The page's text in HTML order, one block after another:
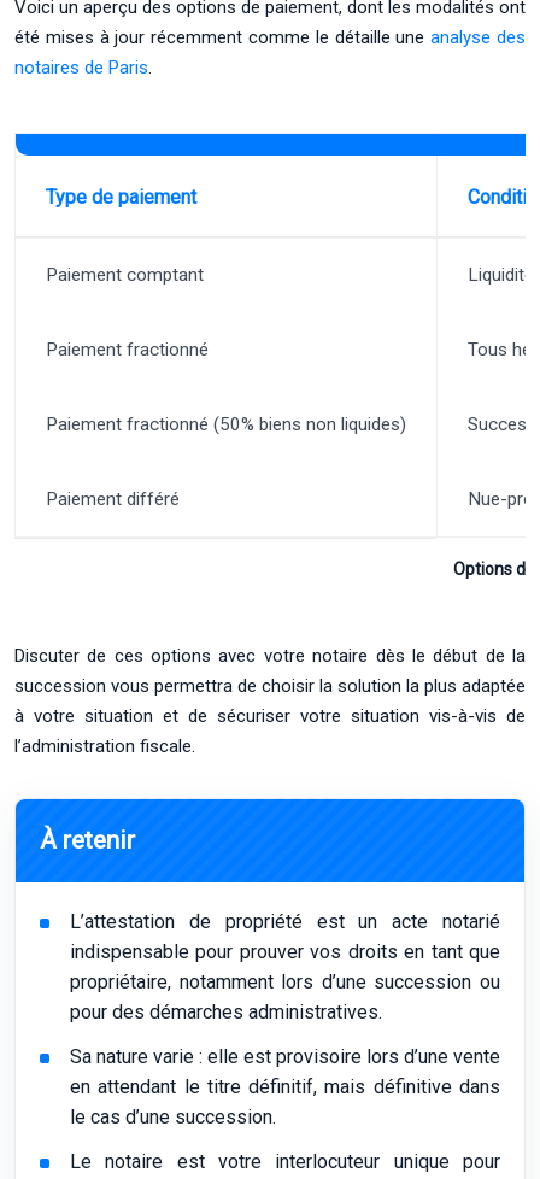
Voici un aperçu des options de paiement, dont les modalités ont
été mises à jour récemment comme le détaille uneanalyse des
notaires de Paris.
Options
Type de paiement
Paiement comptant
Paiement fractionné Tous
Paiement fractionné (50% biens non liquides)
Paiement différé Nue-
Discuter de ces options avec votre notaire dès le début de la
succession vous permettra de choisir la solution la plus adaptée
à votre situation et de sécuriser votre situation vis-à-vis de
l’administration fiscale.
À retenir
L’attestation de propriété est un acte notarié
indispensable pour prouver vos droits en tant que
propriétaire, notamment lors d’une succession ou
pour des démarches administratives.
Sa nature varie : elle est provisoire lors d’une vente
en attendant le titre définitif, mais définitive dans
le cas d’une succession.
Le notaire est votre interlocuteur unique pour